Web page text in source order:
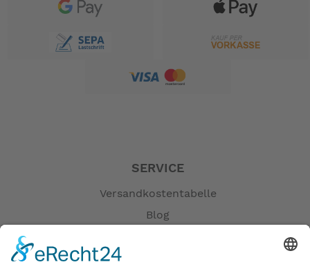
SERVICE
Versandkostentabelle
Blog